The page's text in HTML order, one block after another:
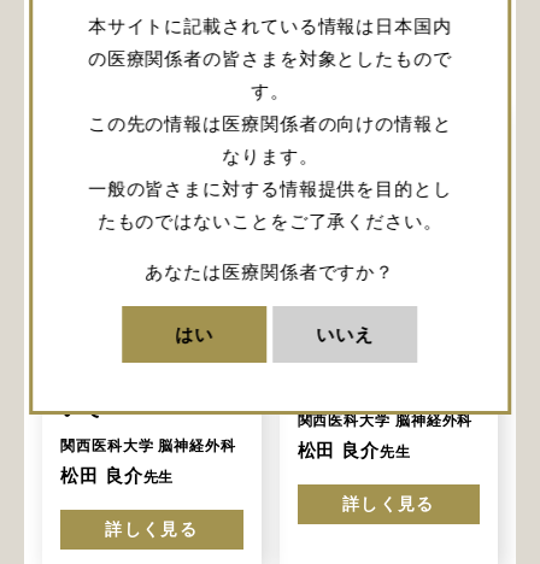
本サイトに記載されている情報は日本国内
の医療関係者の皆さまを対象としたもので
す。
この先の情報は医療関係者の向けの情報と
なります。
一般の皆さまに対する情報提供を目的とし
たものではないことをご了承ください。
あなたは医療関係者ですか？
はい いいえ
関連記事
これから脳腫瘍手
術を始める先生に
向けて伝えたいこ
と③ 〜術中神経
いて〜
関西医科大学 脳神経外科
松田 良介先生
詳しく見る
これから脳腫瘍手
術を始める先生に
向けて伝えたいこ
と② 〜覚醒下手
関西医科大学 脳神経外科
松田 良介先生
詳しく見る